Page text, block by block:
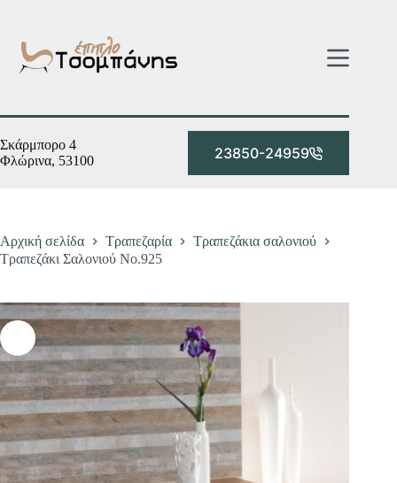
περιεχόμενο
Σκάρμπορο 4
Φλώρινα, 53100
23850-24959
Αρχική σελίδα Τραπεζαρία
Τραπεζάκια σαλονιού
Τραπεζάκι Σαλονιού Νο.925